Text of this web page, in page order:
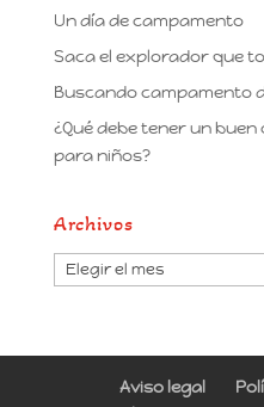
Un día de campamento
Saca el explorador que
Buscando campamento
¿Qué debe tener un
para niños?
Archivos
Archivos
Aviso legal